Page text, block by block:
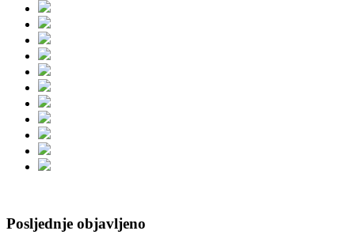
Posljednje objavljeno